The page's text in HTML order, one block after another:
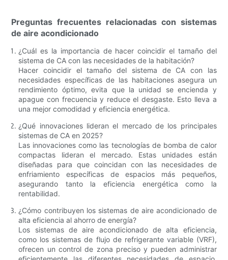
Preguntas frecuentes relacionadas con sistemas
de aire acondicionado
¿Cuál es la importancia de hacer coincidir el tamaño del
sistema de CA con las necesidades de la habitación?
Hacer coincidir el tamaño del sistema de CA con las
necesidades específicas de las habitaciones asegura un
rendimiento óptimo, evita que la unidad se encienda y
apague con frecuencia y reduce el desgaste. Esto lleva a
una mejor comodidad y eficiencia energética.
¿Qué innovaciones lideran el mercado de los principales
sistemas de CA en 2025?
Las innovaciones como las tecnologías de bomba de calor
compactas lideran el mercado. Estas unidades están
diseñadas para que coincidan con las necesidades de
enfriamiento específicas de espacios más pequeños,
asegurando tanto la eficiencia energética como la
rentabilidad.
¿Cómo contribuyen los sistemas de aire acondicionado de
alta eficiencia al ahorro de energía?
Los sistemas de aire acondicionado de alta eficiencia,
como los sistemas de flujo de refrigerante variable (VRF),
ofrecen un control de zona preciso y pueden administrar